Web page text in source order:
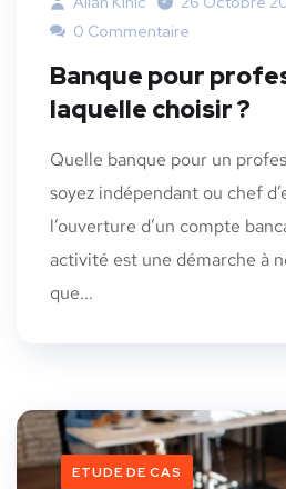
0 Commentaire
Banque pour
laquelle choisir ?
Quelle banque pour un
soyez indépendant ou chef
l’ouverture d’un compte
activité est une démarche à
que...
ETUDE DE CAS